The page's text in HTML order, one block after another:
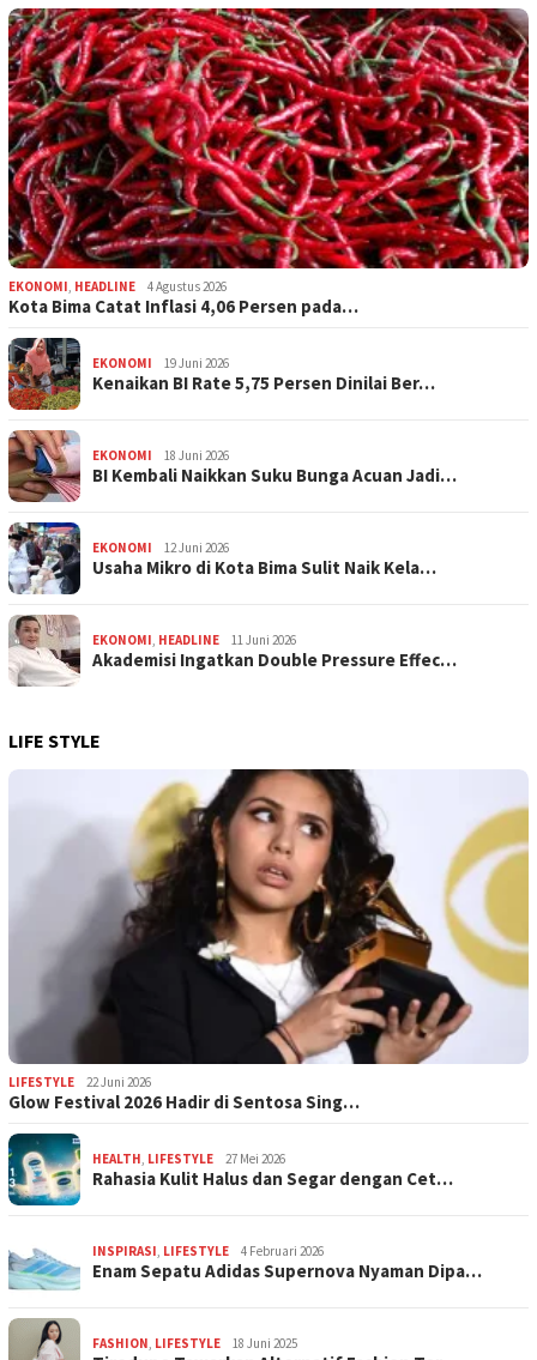
EKONOMI, HEADLINE 4 Agustus 2026
Kota Bima Catat Inflasi 4,06 Persen pada…
EKONOMI 19 Juni 2026
Kenaikan BI Rate 5,75 Persen Dinilai Ber…
EKONOMI 18 Juni 2026
BI Kembali Naikkan Suku Bunga Acuan Jadi…
EKONOMI 12 Juni 2026
Usaha Mikro di Kota Bima Sulit Naik Kela…
EKONOMI, HEADLINE 11 Juni 2026
Akademisi Ingatkan Double Pressure Effec…
LIFE STYLE
LIFESTYLE 22 Juni 2026
Glow Festival 2026 Hadir di Sentosa Sing…
HEALTH LIFESTYLE 27 Mei 2026
Rahasia Kulit Halus dan Segar dengan Cet…
INSPIRASI LIFESTYLE 4 Februari 2026
Enam Sepatu Adidas Supernova Nyaman Dipa…
FASHION LIFESTYLE 18 Juni 2025